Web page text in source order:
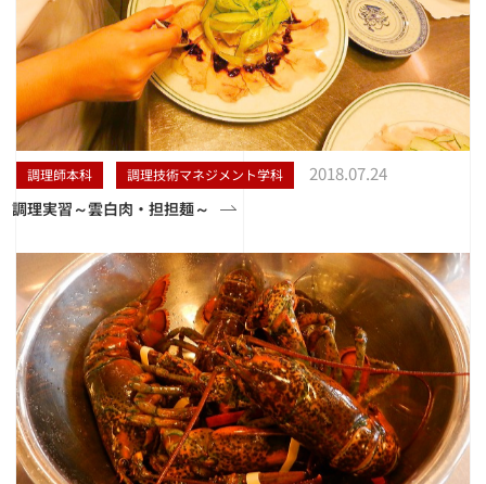
調理師本科 調理技術マネジメント学科 2018.07.24
調理実習～雲白肉・担担麺～